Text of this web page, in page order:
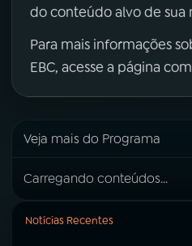
do conteúdo alvo de sua
Para mais informações
EBC, acesse a página
Veja mais do Programa
Carregando conteúdos...
Notícias Recentes